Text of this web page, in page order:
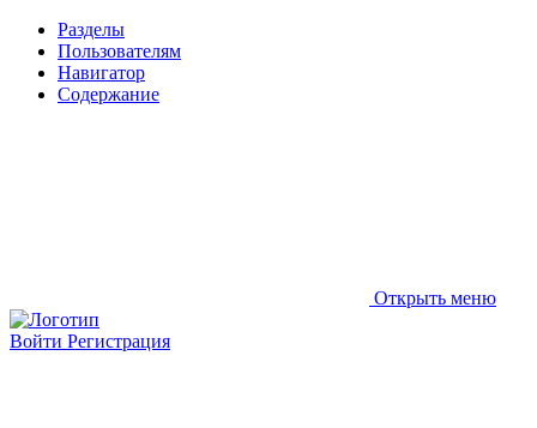
Разделы
Пользователям
Навигатор
Содержание
Открыть меню
Войти Регистрация